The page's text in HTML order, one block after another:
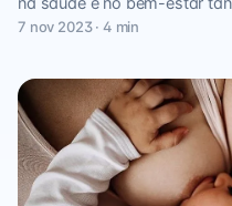
7 nov 2023 · 4 min